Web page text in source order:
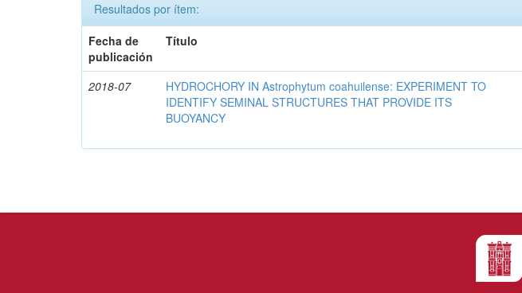
Resultados por ítem:
Fecha de
publicación
Título
2018-07
HYDROCHORY IN Astrophytum coahuilense: EXPERIMENT TO
IDENTIFY SEMINAL STRUCTURES THAT PROVIDE ITS
BUOYANCY